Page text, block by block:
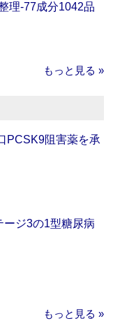
理‐77成分1042品
もっと見る »
PCSK9阻害薬を承
ジ3の1型糖尿病
もっと見る »